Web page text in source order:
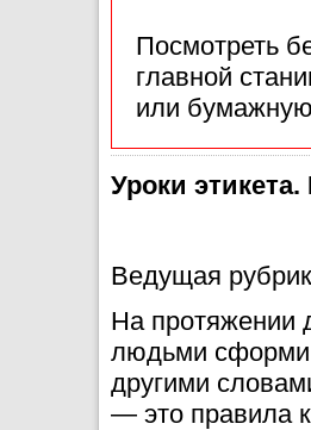
Посмотреть
главной
или
Уроки
Ведущая
На протяжении
людьми
другими
— это правила